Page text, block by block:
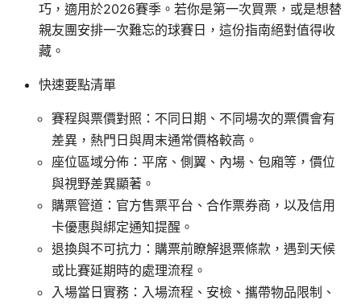
巧，適用於2026賽季。若你是第一次買票，或是想替
親友團安排一次難忘的球賽日，這份指南絕對值得收
藏。
快速要點清單
賽程與票價對照：不同日期、不同場次的票價會有
差異，熱門日與周末通常價格較高。
座位區域分佈：平席、側翼、內場、包廂等，價位
與視野差異顯著。
購票管道：官方售票平台、合作票券商，以及信用
卡優惠與綁定通知提醒。
退換與不可抗力：購票前瞭解退票條款，遇到天候
或比賽延期時的處理流程。
入場當日實務：入場流程、安檢、攜帶物品限制、